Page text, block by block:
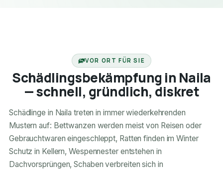
VOR ORT FÜR SIE
Schädlingsbekämpfung in Naila
— schnell, gründlich, diskret
Schädlinge in Naila treten in immer wiederkehrenden
Mustern auf: Bettwanzen werden meist von Reisen oder
Gebrauchtwaren eingeschleppt, Ratten finden im Winter
Schutz in Kellern, Wespennester entstehen in
Dachvorsprüngen, Schaben verbreiten sich in